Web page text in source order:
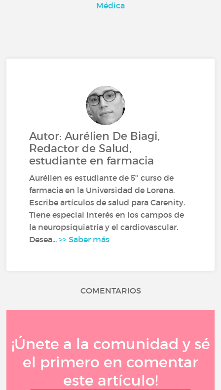
Médica
Autor: Aurélien De Biagi,
Redactor de Salud,
estudiante en farmacia
Aurélien es estudiante de 5º curso de
farmacia en la Universidad de Lorena.
Escribe artículos de salud para Carenity.
Tiene especial interés en los campos de
la neuropsiquiatría y el cardiovascular.
Desea...>> Saber más
COMENTARIOS
¡Únete a la comunidad y sé
el primero en comentar
este artículo!